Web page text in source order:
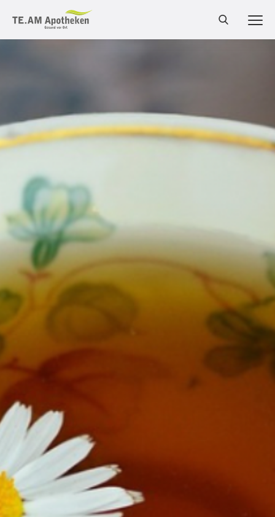
Bestellung
Leistungen
Produkte
Medizinalcannabis
TE.AM Magazin
Standorte
Über uns
Impressum
MENÜ